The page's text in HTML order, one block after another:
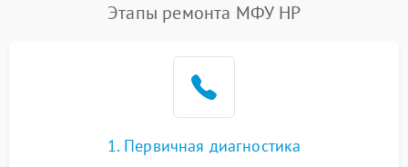
Этапы ремонта МФУ HP
1. Первичная диагностика